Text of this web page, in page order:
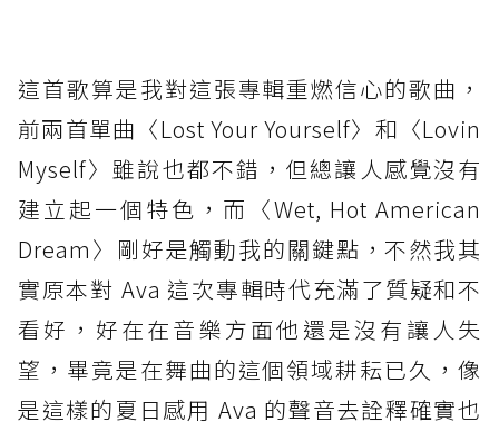
這首歌算是我對這張專輯重燃信心的歌曲，
前兩首單曲〈Lost Your Yourself〉和〈Lovin
Myself〉雖說也都不錯，但總讓人感覺沒有
建立起一個特色，而〈Wet, Hot American
Dream〉剛好是觸動我的關鍵點，不然我其
實原本對 Ava 這次專輯時代充滿了質疑和不
看好，好在在音樂方面他還是沒有讓人失
望，畢竟是在舞曲的這個領域耕耘已久，像
是這樣的夏日感用 Ava 的聲音去詮釋確實也